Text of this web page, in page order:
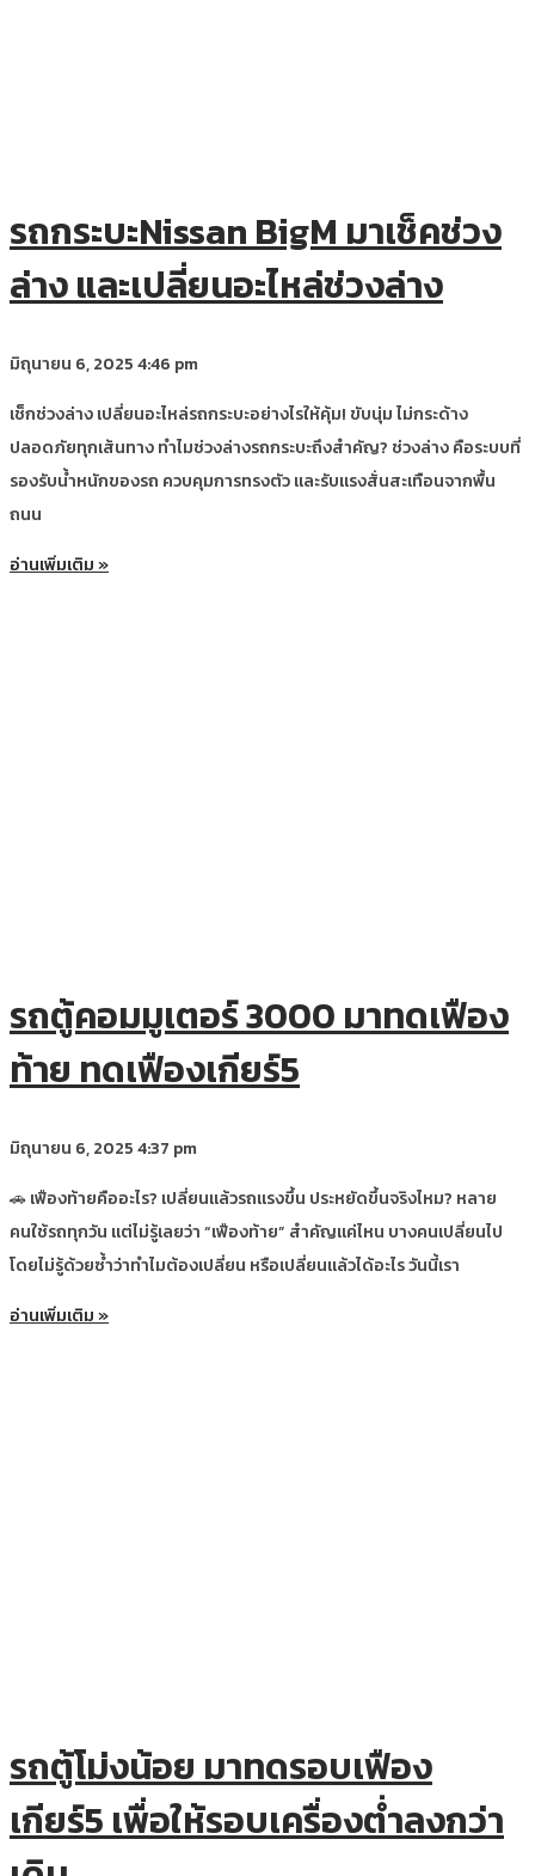
รถกระบะNissan BigM มาเช็คช่วง
ล่าง และเปลี่ยนอะไหล่ช่วงล่าง
มิถุนายน 6, 20254:46 pm
เช็กช่วงล่าง เปลี่ยนอะไหล่รถกระบะอย่างไรให้คุ้ม! ขับนุ่ม ไม่กระด้าง
ปลอดภัยทุกเส้นทาง ทำไมช่วงล่างรถกระบะถึงสำคัญ? ช่วงล่าง คือระบบที่
รองรับน้ำหนักของรถ ควบคุมการทรงตัว และรับแรงสั่นสะเทือนจากพื้น
ถนน
อ่านเพิ่มเติม »
รถตู้คอมมูเตอร์ 3000 มาทดเฟือง
ท้าย ทดเฟืองเกียร์5
มิถุนายน 6, 20254:37 pm
🚗 เฟืองท้ายคืออะไร? เปลี่ยนแล้วรถแรงขึ้น ประหยัดขึ้นจริงไหม? หลาย
คนใช้รถทุกวัน แต่ไม่รู้เลยว่า “เฟืองท้าย” สำคัญแค่ไหน บางคนเปลี่ยนไป
โดยไม่รู้ด้วยซ้ำว่าทำไมต้องเปลี่ยน หรือเปลี่ยนแล้วได้อะไร วันนี้เรา
อ่านเพิ่มเติม »
รถตู้โม่งน้อย มาทดรอบเฟือง
เกียร์5 เพื่อให้รอบเครื่องต่ำลงกว่า